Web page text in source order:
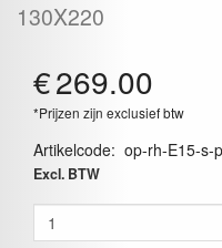
130X220
€269.00
*Prijzen zijn exclusief btw
Artikelcode: op-rh-E15-s-
Excl. BTW